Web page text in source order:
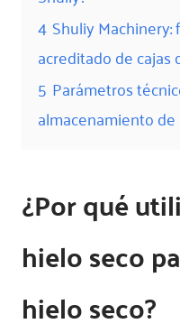
4 Shuliy
acreditado de cajas
5 Parámetros
almacenamiento
¿Por qué
hielo seco
hielo seco?